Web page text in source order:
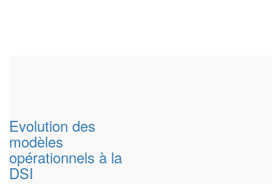
Evolution des
modèles
opérationnels à la
DSI